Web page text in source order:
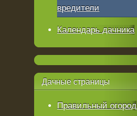
вредители
Календарь дачника
Дачные страницы
Правильный огород